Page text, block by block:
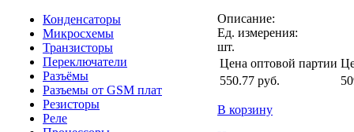
Конденсаторы
Микросхемы
Транзисторы
Переключатели
Разъёмы
Разъемы от GSM плат
Резисторы
Реле
Описание:
Ед. измерения:
шт.
Цена оптовой партии
550.77 руб.
В корзину